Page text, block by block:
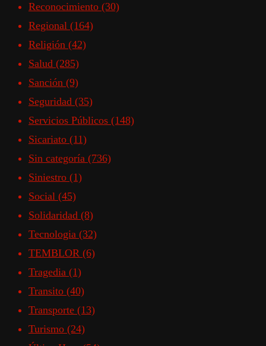
Reconocimiento (30)
Regional (164)
Religión (42)
Salud (285)
Sanción (9)
Seguridad (35)
Servicios Públicos (148)
Sicariato (11)
Sin categoría (736)
Siniestro (1)
Social (45)
Solidaridad (8)
Tecnologia (32)
TEMBLOR (6)
Tragedia (1)
Transito (40)
Transporte (13)
Turismo (24)